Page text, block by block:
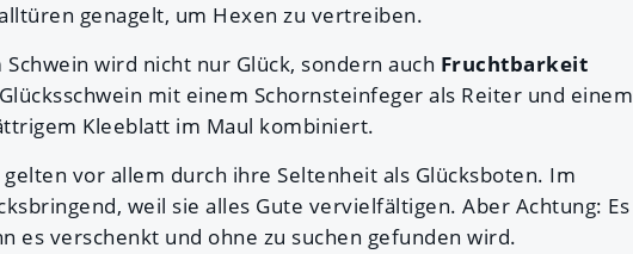
genagelt, um Hexen zu vertreiben.
Schwein wird nicht nur Glück, sondern auch Fruchtbarkeit
mit einem Schornsteinfeger als Reiter und einem
Kleeblatt im Maul kombiniert.
gelten vor allem durch ihre Seltenheit als Glücksboten. Im
weil sie alles Gute vervielfältigen. Aber Achtung: Es
es verschenkt und ohne zu suchen gefunden wird.